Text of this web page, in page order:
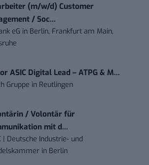
(m/w/d) Customer
/ Soc...
eG in Berlin, Frankfurt am Main,
ASIC Digital Lead – ATPG & M...
Gruppe in Reutlingen
/ Volontär für
mit d...
| Deutsche Industrie- und
in Berlin